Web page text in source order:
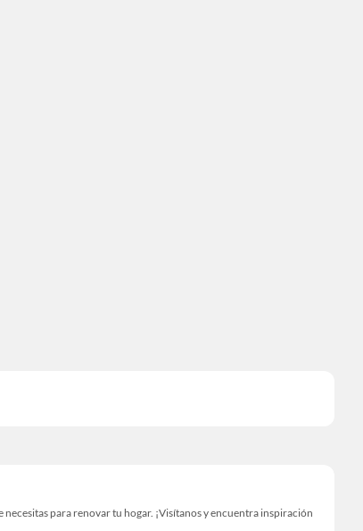
para renovar tu hogar. ¡Visítanos y encuentra inspiración